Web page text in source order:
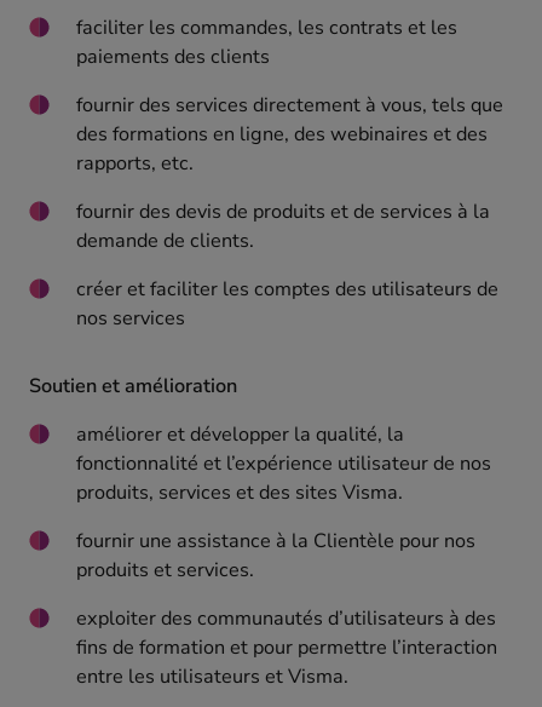
faciliter les commandes, les contrats et les
paiements des clients
fournir des services directement à vous, tels que
des formations en ligne, des webinaires et des
rapports, etc.
fournir des devis de produits et de services à la
demande de clients.
créer et faciliter les comptes des utilisateurs de
nos services
Soutien et amélioration
améliorer et développer la qualité, la
fonctionnalité et l’expérience utilisateur de nos
produits, services et des sites Visma.
fournir une assistance à la Clientèle pour nos
produits et services.
exploiter des communautés d’utilisateurs à des
fins de formation et pour permettre l’interaction
entre les utilisateurs et Visma.